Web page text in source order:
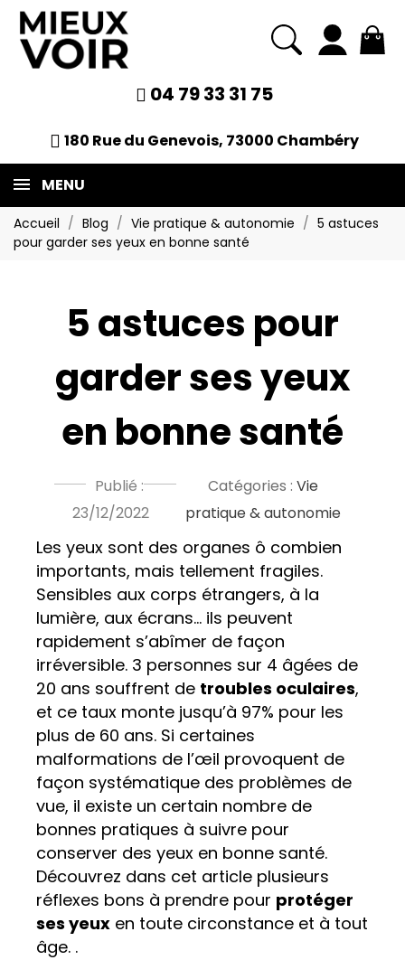
04 79 33 31 75
180 Rue du Genevois, 73000 Chambéry
MENU
Accueil Blog Vie pratique & autonomie
5 astuces
pour garder ses yeux en bonne santé
5 astuces pour
garder ses yeux
en bonne santé
Publié :
23/12/2022
Catégories :Vie
pratique & autonomie
Les yeux sont des organes ô combien
importants, mais tellement fragiles.
Sensibles aux corps étrangers, à la
lumière, aux écrans… ils peuvent
rapidement s’abîmer de façon
irréversible. 3 personnes sur 4 âgées de
20 ans souffrent de troubles oculaires,
et ce taux monte jusqu’à 97% pour les
plus de 60 ans. Si certaines
malformations de l’œil provoquent de
façon systématique des problèmes de
vue, il existe un certain nombre de
bonnes pratiques à suivre pour
conserver des yeux en bonne santé.
Découvrez dans cet article plusieurs
réflexes bons à prendre pour protéger
ses yeux en toute circonstance et à tout
âge. .